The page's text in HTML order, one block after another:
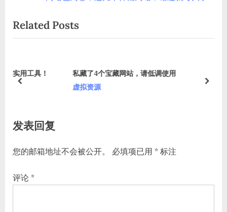
导
v
i
u
s
s
:
x
t
Related Posts
！ 私藏了4个宝藏网站，请低调使用
prev next
发表回复
您的邮箱地址不会被公开。 必填项已用 * 标注
评论 *